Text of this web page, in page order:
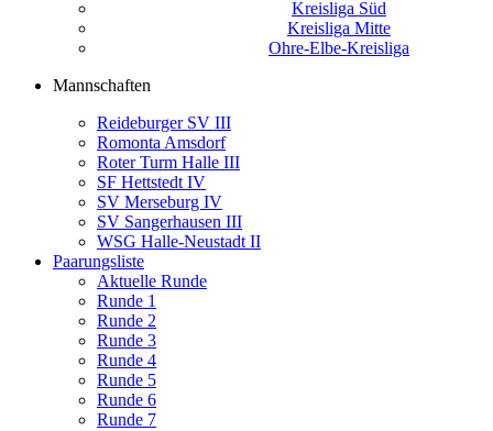
Kreisliga Süd
Kreisliga Mitte
Ohre-Elbe-Kreisliga
Mannschaften
Reideburger SV III
Romonta Amsdorf
Roter Turm Halle III
SF Hettstedt IV
SV Merseburg IV
SV Sangerhausen III
WSG Halle-Neustadt II
Paarungsliste
Aktuelle Runde
Runde 1
Runde 2
Runde 3
Runde 4
Runde 5
Runde 6
Runde 7